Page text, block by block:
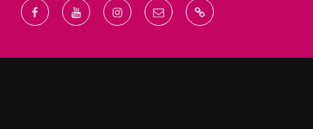
FacebookYoutubeInstagramEmail webprodukt.cz